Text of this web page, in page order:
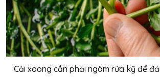
Cải xoong cần phải ngâm rửa kỹ để